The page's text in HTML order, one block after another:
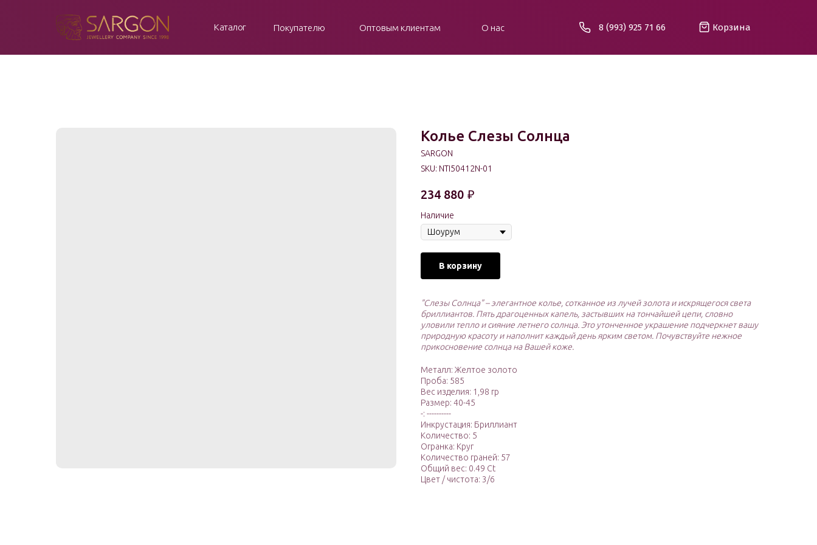
8 (993) 925 71 66 Корзина
О нас
Покупателю Оптовым клиентам
Каталог
Колье Слезы Солнца
SARGON
SKU: NTI50412N-01
234 880 ₽
Наличие
В корзину
"Слезы Солнца" – элегантное колье, сотканное из лучей золота и искрящегося света
бриллиантов. Пять драгоценных капель, застывших на тончайшей цепи, словно
уловили тепло и сияние летнего солнца. Это утонченное украшение подчеркнет вашу
природную красоту и наполнит каждый день ярким светом. Почувствуйте нежное
прикосновение солнца на Вашей коже.
Металл: Желтое золото
Проба: 585
Вес изделия: 1,98 гр
Размер: 40-45
-: ----------
Инкрустация: Бриллиант
Количество: 5
Огранка: Круг
Количество граней: 57
Общий вес: 0.49 Ct
Цвет / чистота: 3/6